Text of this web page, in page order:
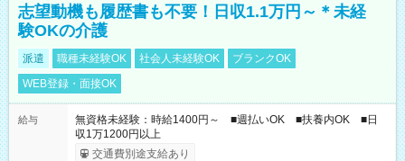
志望動機も履歴書も不要！日収1.1万円～＊未経
験OKの介護
派遣 職種未経験OK 社会人未経験OK
ブランクOK
WEB登録・面接OK
給与
無資格未経験：時給1400円～ ■週払いOK ■扶養内OK ■日
収1万1200円以上
交通費別途支給あり